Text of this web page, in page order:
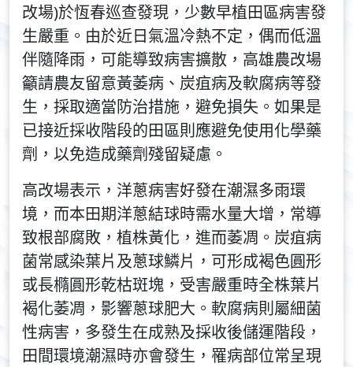
改場)於恆春巡查發現，少數早植田區病害發
生嚴重。由於近日氣溫冷熱不定，偶而低溫
伴隨降雨，可能導致病害擴散，高雄農改場
籲請農友留意黃萎病、炭疽病及軟腐病等發
生，採取適當防治措施，避免損失。如果是
已接近採收階段的田區則應避免使用化學藥
劑，以免造成藥劑殘留疑慮。
高改場表示，洋蔥病害好發在潮濕多雨環
境，而本田期洋蔥結球時需水量大增，常導
致根部腐敗，植株黃化，進而萎凋。炭疽病
菌常感染葉片及蔥球鱗片，可形成褐色圓形
或長橢圓形乾枯斑塊，受害嚴重時全株葉片
褐化萎凋，影響蔥球肥大。軟腐病則屬細菌
性病害，多發生在成熟及採收後儲運階段，
田間環境潮濕時亦會發生，罹病部位常呈現